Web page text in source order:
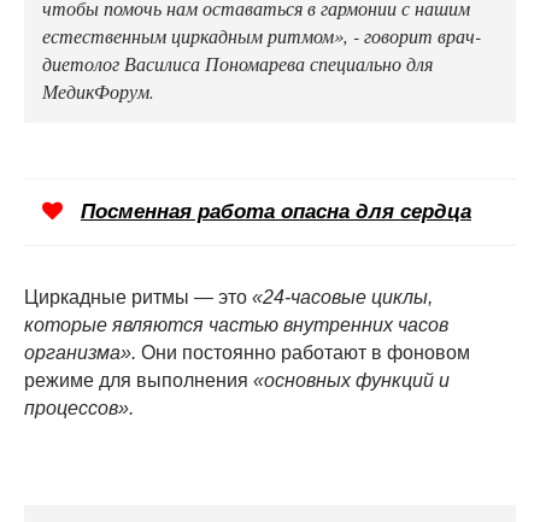
чтобы помочь нам оставаться в гармонии с нашим
естественным циркадным ритмом», - говорит врач-
диетолог Василиса Пономарева специально для
МедикФорум.
Посменная работа опасна для сердца
Циркадные ритмы — это «24-часовые циклы,
которые являются частью внутренних часов
организма». Они постоянно работают в фоновом
режиме для выполнения «основных функций и
процессов».